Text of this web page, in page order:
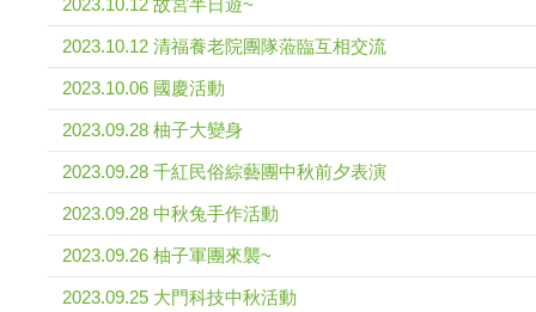
2023.10.12 清福養老院團隊蒞臨互相交流
2023.10.06 國慶活動
2023.09.28 柚子大變身
2023.09.28 千紅民俗綜藝團中秋前夕表演
2023.09.28 中秋兔手作活動
2023.09.26 柚子軍團來襲~
2023.09.25 大門科技中秋活動